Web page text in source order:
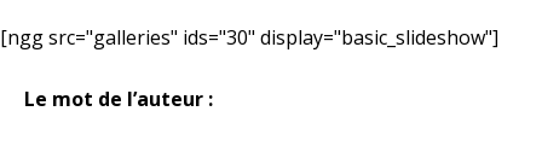
[ngg src="galleries" ids="30" display="basic_slideshow"]
Le mot de l’auteur :